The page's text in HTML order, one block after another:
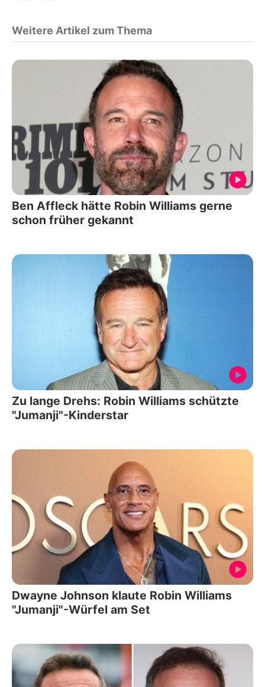
Weitere Artikel zum Thema
Ben Affleck hätte Robin Williams gerne
schon früher gekannt
Zu lange Drehs: Robin Williams schützte
"Jumanji"-Kinderstar
Dwayne Johnson klaute Robin Williams
"Jumanji"-Würfel am Set